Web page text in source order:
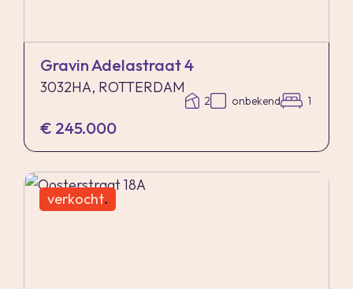
Gravin Adelastraat 4
3032HA, ROTTERDAM
2 onbekend 1
€ 245.000
verkocht.